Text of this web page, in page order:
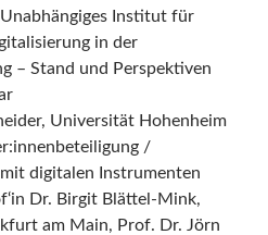
Institut für
in der
– Stand und Perspektiven
Universität Hohenheim
/
digitalen Instrumenten
Dr. Birgit Blättel-Mink,
am Main, Prof. Dr. Jörn